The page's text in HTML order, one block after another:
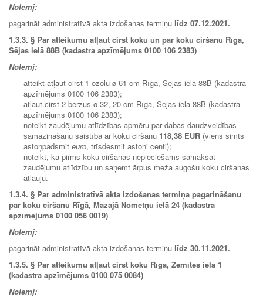
Nolemj:
pagarināt administratīvā akta izdošanas termiņu līdz 07.12.2021.
1.3.3. § Par atteikumu atļaut cirst koku un par koku ciršanu Rīgā,
Sējas ielā 88B (kadastra apzīmējums 0100 106 2383)
Nolemj:
atteikt atļaut cirst 1 ozolu ø 61 cm Rīgā, Sējas ielā 88B (kadastra
apzīmējums 0100 106 2383);
atļaut cirst 2 bērzus ø 32, 20 cm Rīgā, Sējas ielā 88B (kadastra
apzīmējums 0100 106 2383);
noteikt zaudējumu atlīdzības apmēru par dabas daudzveidības
samazināšanu saistībā ar koku ciršanu 118,38 EUR (viens simts
astoņpadsmit euro, trīsdesmit astoņi centi);
noteikt, ka pirms koku ciršanas nepieciešams samaksāt
zaudējumu atlīdzību un saņemt ārpus meža augošu koku ciršanas
atļauju.
1.3.4. § Par administratīvā akta izdošanas termiņa pagarināšanu
par koku ciršanu Rīgā, Mazajā Nometņu ielā 24 (kadastra
apzīmējums 0100 056 0019)
Nolemj:
pagarināt administratīvā akta izdošanas termiņu līdz 30.11.2021.
1.3.5. § Par atteikumu atļaut cirst koku Rīgā, Zemītes ielā 1
(kadastra apzīmējums 0100 075 0084)
Nolemj: